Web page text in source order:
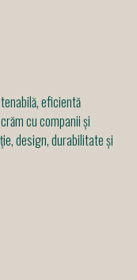
eficientă
cu companii și
design, durabilitate și